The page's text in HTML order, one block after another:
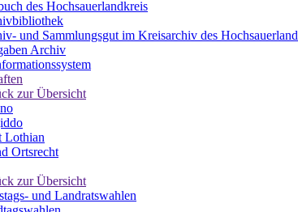
des Hochsauerlandkreis
und Sammlungsgut im Kreisarchiv des
Archiv
zur Übersicht
Lothian
Ortsrecht
zur Übersicht
und Landratswahlen